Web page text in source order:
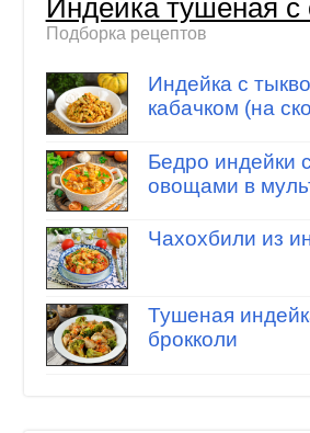
Индейка тушеная
Подборка рецептов
Индейка с
кабачком (на
Бедро индейки с
овощами в
Чахохбили из
Тушеная
брокколи